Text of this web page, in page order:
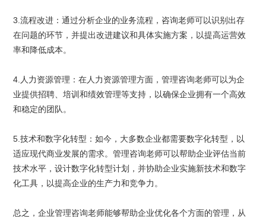
3.流程改进：通过分析企业的业务流程，咨询老师可以识别出存
在问题的环节，并提出改进建议和具体实施方案，以提高运营效
率和降低成本。
4.人力资源管理：在人力资源管理方面，管理咨询老师可以为企
业提供招聘、培训和绩效管理等支持，以确保企业拥有一个高效
和稳定的团队。
5.技术和数字化转型：如今，大多数企业都需要数字化转型，以
适应现代商业发展的需求。管理咨询老师可以帮助企业评估当前
技术水平，设计数字化转型计划，并协助企业实施新技术和数字
化工具，以提高企业的生产力和竞争力。
总之，企业管理咨询老师能够帮助企业优化各个方面的管理，从